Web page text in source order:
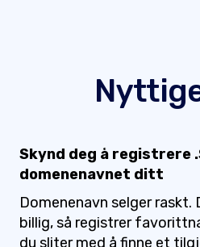
Skynd deg å registrere
domenenavnet ditt
Domenenavn selger
billig, så registrer
du sliter med å finne et